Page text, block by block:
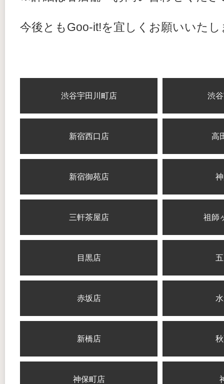
今後ともGoo-it!を宜しくお願いいたし
渋谷宇田川町店 渋
新宿西口店 高
新宿御苑店
三軒茶屋店 祖師
目黒店
赤坂店
新橋店
神保町店